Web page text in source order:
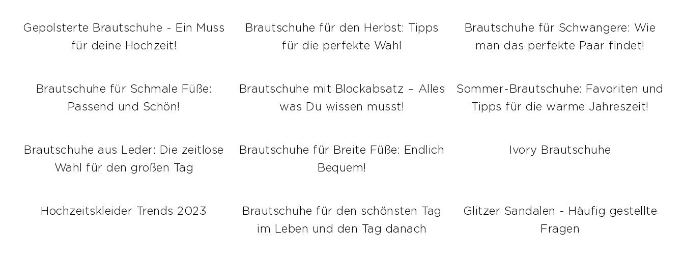
Gepolsterte Brautschuhe - Ein Muss
für deine Hochzeit!
Brautschuhe für den Herbst: Tipps
für die perfekte Wahl
Brautschuhe für Schwangere: Wie
man das perfekte Paar findet!
Brautschuhe für Schmale Füße:
Passend und Schön!
Brautschuhe mit Blockabsatz – Alles
was Du wissen musst!
Sommer-Brautschuhe: Favoriten und
Tipps für die warme Jahreszeit!
Brautschuhe aus Leder: Die zeitlose
Wahl für den großen Tag
Brautschuhe für Breite Füße: Endlich
Bequem!
Ivory Brautschuhe
Hochzeitskleider Trends 2023
Brautschuhe für den schönsten Tag
im Leben und den Tag danach
Glitzer Sandalen - Häufig gestellte
Fragen